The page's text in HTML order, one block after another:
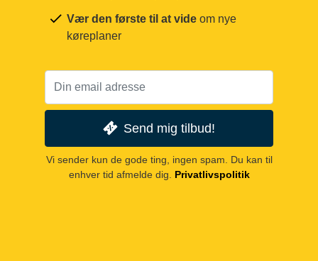
Vær den første til at vide om nye
køreplaner
Send mig tilbud!
Vi sender kun de gode ting, ingen spam. Du kan til
enhver tid afmelde dig.
Privatlivspolitik